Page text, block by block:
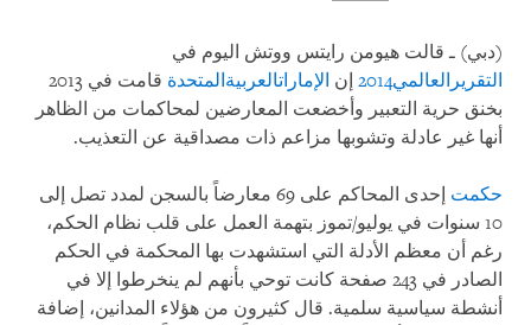
(دبي) ـ قالت هيومن رايتس ووتش اليوم في
التقرير العالمي2014 إن الإماراتالعربيةالمتحدة
قامت في 2013
بخنق حرية التعبير وأخضعت المعارضين لمحاكمات من الظاهر
أنها غير عادلة وتشوبها مزاعم ذات مصداقية عن التعذيب.
حكمت
إحدى المحاكم على 69 معارضاً بالسجن لمدد تصل إلى
10 سنوات في يوليو/تموز بتهمة العمل على قلب نظام الحكم،
رغم أن معظم الأدلة التي استشهدت بها المحكمة في الحكم
الصادر في 243 صفحة كانت توحي بأنهم لم ينخرطوا إلا في
أنشطة سياسية سلمية. قال كثيرون من هؤلاء المدانين، إضافة